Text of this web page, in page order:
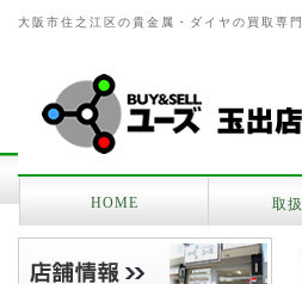
大阪市住之江区の貴金属・ダイヤの買取専
HOME 取